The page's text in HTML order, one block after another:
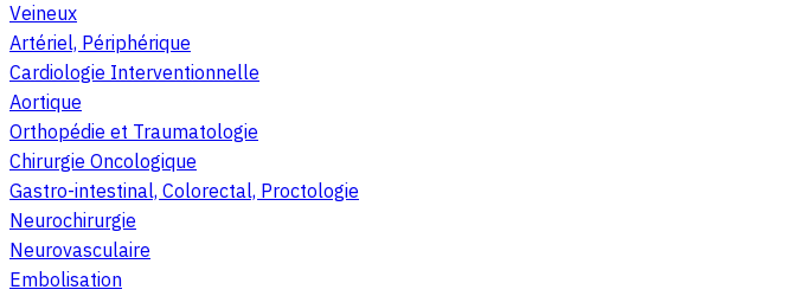
Veineux
Artériel, Périphérique
Cardiologie Interventionnelle
Aortique
Orthopédie et Traumatologie
Chirurgie Oncologique
Gastro-intestinal, Colorectal, Proctologie
Neurochirurgie
Neurovasculaire
Embolisation